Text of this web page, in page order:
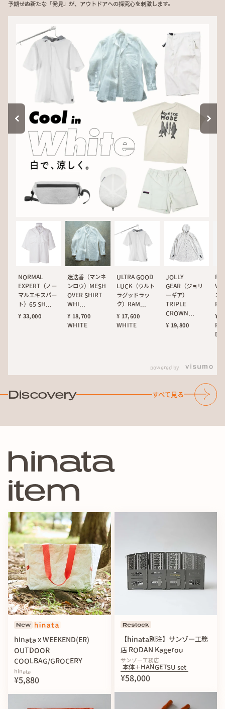
予期せぬ新たな「発見」が、アウトドアへの探究心を刺激します。
NORMAL
EXPERT（ノー
マルエキスパー
ト）65 SH...
¥ 33,000
迷迭香（マンネ
ンロウ）MESH
OVER SHIRT
WHI...
¥ 18,700
WHITE
ULTRA GOOD
LUCK（ウルト
ラグッドラッ
ク）RAM...
¥ 17,600
WHITE
JOLLY
GEAR（ジョリ
ーギア）
TRIPLE
CROWN...
¥ 19,800
ン
¥
powered by
Discovery すべて見る
hinata
item
New
hinata x WEEKEND(ER)
OUTDOOR
COOLBAG/GROCERY
hinata
¥5,880
Restock
【hinata別注】サンゾー工務
店 RODAN Kagerou
サンゾー工務店
本体＋HANGETSU set
¥58,000